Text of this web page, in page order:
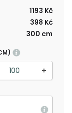
1193 Kč
398 Kč
300 cm